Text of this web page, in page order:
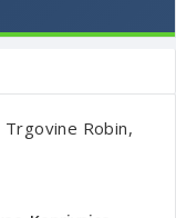
Robin,